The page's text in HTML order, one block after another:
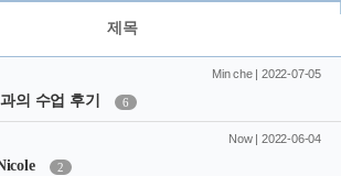
제목
Min che | 2022-07-05
의 수업 후기 6
Now | 2022-06-04
2